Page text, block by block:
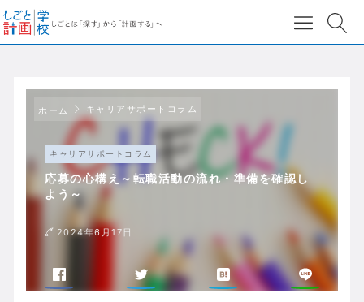
ホーム キャリアサポートコラム
キャリアサポートコラム
応募の心構え～転職活動の流れ・準備を確認し
よう～
2024年6月17日